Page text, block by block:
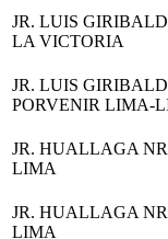
JR. LUIS
LA VICTORIA
JR. LUIS
PORVENIR LIMA-
JR. HUALLAGA
LIMA
JR. HUALLAGA
LIMA